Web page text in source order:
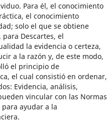
Para él, el conocimiento
el conocimiento
solo el que se obtiene
Descartes, el
la evidencia o certeza,
a la razón y, de este modo,
el principio de
el cual consistió en ordenar,
Evidencia, análisis,
vincular con las Normas
ayudar a la